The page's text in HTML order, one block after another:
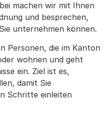
machen wir mit Ihnen
und besprechen,
unternehmen können.
Personen, die im Kanton
wohnen und geht
ein. Ziel ist es,
damit Sie
Schritte einleiten